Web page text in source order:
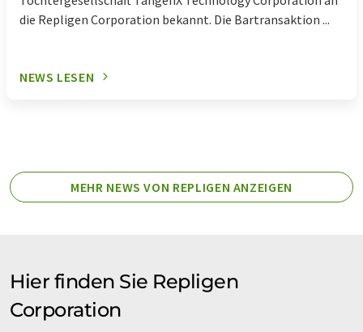
die Repligen Corporation bekannt. Die Bartransaktion ...
NEWS LESEN
MEHR NEWS VON REPLIGEN ANZEIGEN
Hier finden Sie Repligen
Corporation